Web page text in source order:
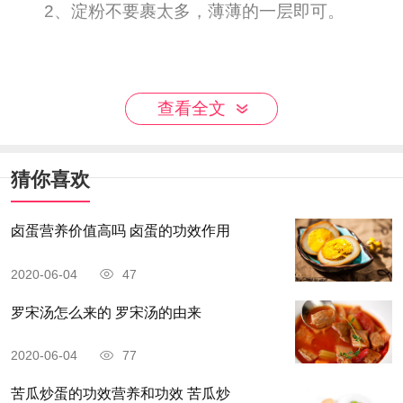
2、淀粉不要裹太多，薄薄的一层即可。
查看全文
猜你喜欢
卤蛋营养价值高吗 卤蛋的功效作用
2020-06-04 47
罗宋汤怎么来的 罗宋汤的由来
2020-06-04 77
苦瓜炒蛋的功效营养和功效 苦瓜炒